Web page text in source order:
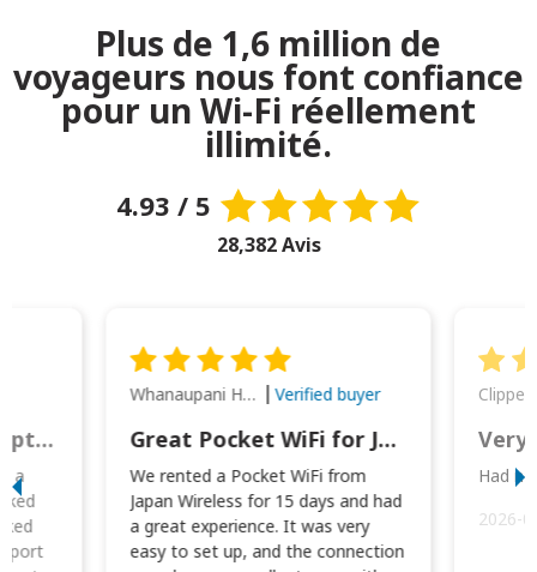
Plus de 1,6 million de
voyageurs nous font confiance
pour un Wi-Fi réellement
illimité.
4.93 / 5
28,382 Avis
This was wonderful option to a family of four. Everything worked smoothly.
a
Whanaupani Henry Joseph Macown Verified buyer
Great Pocket WiFi for Japan Travel
We rented a Pocket WiFi from
Japan Wireless for 15 days and had
a great experience. It was very
easy to set up, and the connection
Very
Had
2026-